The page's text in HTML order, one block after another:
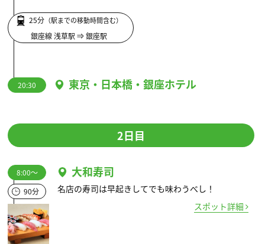
25分 （駅までの移動時間含む）
銀座線 浅草駅 ⇒ 銀座駅
20:30 東京・日本橋・銀座ホテル
2日目
8:00～
90分
大和寿司
名店の寿司は早起きしてでも味わうべし！
スポット詳細